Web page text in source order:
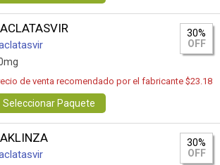
30%
OFF
de venta recomendado por el fabricante $23.18
Seleccionar Paquete
30%
OFF